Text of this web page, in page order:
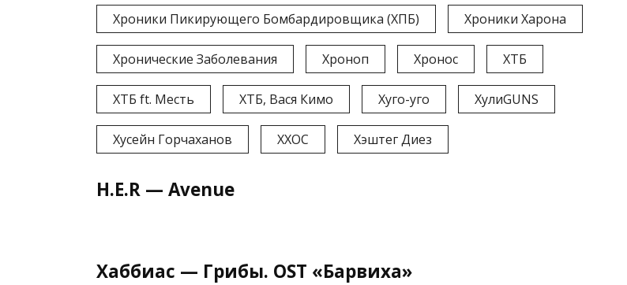
Хроники Пикирующего Бомбардировщика (ХПБ) Хроники Харона
Хронические Заболевания Хроноп Хронос ХТБ
ХТБ ft. Месть ХТБ, Вася Кимо Хуго-уго ХулиGUNS
Хусейн Горчаханов ХХОС Хэштег Диез
H.E.R — Avenue
Хаббиас — Грибы. OST «Барвиха»